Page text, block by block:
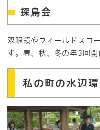
探鳥会
双眼鏡やフィールドスコ
す。春、秋、冬の年3回開
私の町の水辺